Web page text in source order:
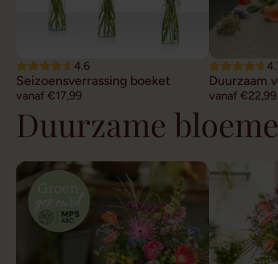
4.6
Seizoensverrassing boeket
vanaf €17,99
Duurzaam
vanaf €22,99
Duurzame